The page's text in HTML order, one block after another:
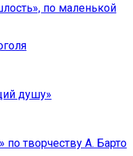
по маленькой
душу»
по творчеству А. Барто